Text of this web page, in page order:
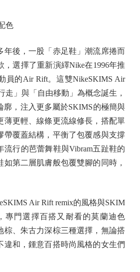
色
後，一股「赤足鞋」潮流席捲而
，選擇了重新演繹Nike在1996年推
員的Air Rift。這雙NikeSKIMS Air
走」與「自由移動」為概念誕生，
廓，注入更多屬於SKIMS的極簡與
薄更輕、線條更流線修長，搭配單
帶覆蓋結構，平衡了包覆感與支撐
流行的芭蕾舞鞋與Vibram五趾鞋的
第二層肌膚般包覆雙腳的同時，
Air Rift remix的風格與SKIM
專門選擇百搭又耐看的莫蘭迪色
棕、朱古力深棕三種選擇，無論搭
違和，鍾意百搭時尚風格的女生們